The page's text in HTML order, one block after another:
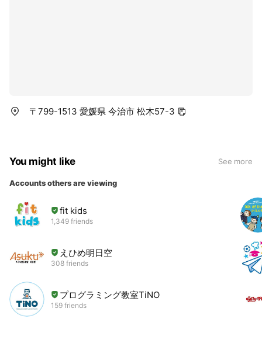
〒799-1513 愛媛県 今治市 松木57-3
You might like See more
Accounts others are viewing
fit kids
1,349 friends
えひめ明日空
308 friends
プログラミング教室TiNO
159 friends